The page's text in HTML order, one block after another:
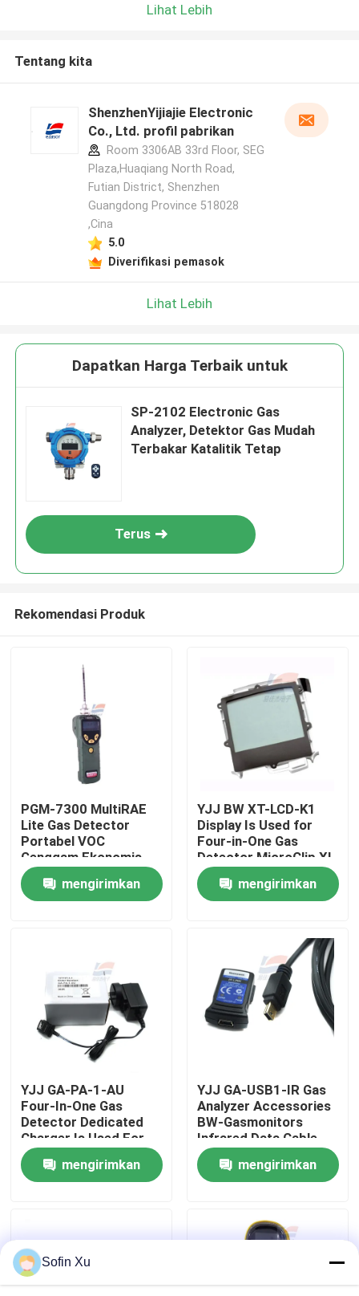
Rumah
Produk
Tentang Kami
Tur Pabrik
Kontrol Kualitas
Hubungi Kami
Berita
Sensor Gas Oksigen
Sensor Gas Elektrokimia
Lihat Lebih
Tentang kita
ShenzhenYijiajie Electronic
Co., Ltd. profil pabrikan
Room 3306AB 33rd Floor, SEG
Plaza,Huaqiang North Road,
Futian District, Shenzhen
Guangdong Province 518028
,Cina
5.0
Diverifikasi pemasok
Lihat Lebih
Dapatkan Harga Terbaik untuk
SP-2102 Electronic Gas
Analyzer, Detektor Gas Mudah
Terbakar Katalitik Tetap
Terus
Rekomendasi Produk
PGM-7300 MultiRAE
Lite Gas Detector
Portabel VOC
Genggam Ekonomis
mengirimkan
YJJ BW XT-LCD-K1
Display Is Used for
Four-in-One Gas
Detector MicroClip XL
MCXL-XWHM-Y-CN
mengirimkan
YJJ GA-PA-1-AU
Four-In-One Gas
Detector Dedicated
Charger Is Used For
BW MicroClip XL Four-
In-One Gas Detector
mengirimkan
YJJ GA-USB1-IR Gas
Analyzer Accessories
BW-Gasmonitors
Infrared Data Cable
mengirimkan
Sofin Xu